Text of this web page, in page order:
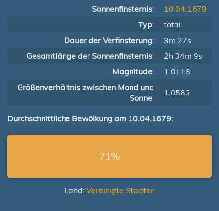
Sonnenfinsternis:
10.04.1679
Typ:
total
Dauer der Verfinsterung:
3m 27s
Gesamtlänge der Sonnenfinsternis:
2h 34m 9s
Magnitude:
1.0118
Größenverhältnis zwischen Mond und
Sonne:
1.0563
Durchschnittliche Bewölkung am 10.04.1679:
71%
Land: Vereinigte Staaten